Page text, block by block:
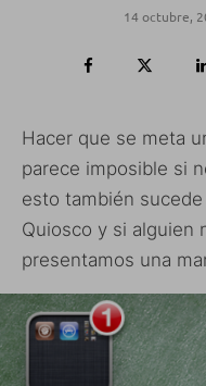
14 octubre,
Hacer que se meta
parece imposible si
esto también
Quiosco y si alguien
presentamos una